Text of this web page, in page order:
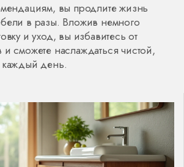
вы продлите жизнь
в разы. Вложив немного
и уход, вы избавитесь от
сможете наслаждаться чистой,
каждый день.